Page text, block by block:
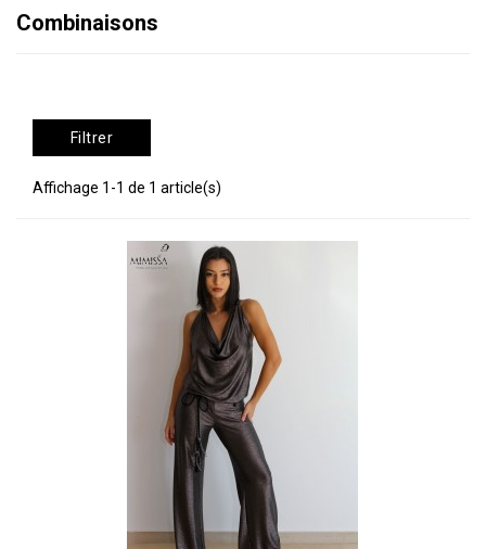
Combinaisons
Filtrer
Affichage 1-1 de 1 article(s)